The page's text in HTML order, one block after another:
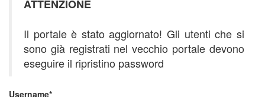
ATTENZIONE
Il portale è stato aggiornato! Gli utenti che si
sono già registrati nel vecchio portale devono
eseguire il ripristino password
Username